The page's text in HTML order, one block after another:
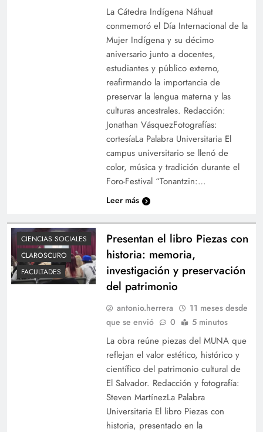
La Cátedra Indígena Náhuat
conmemoró el Día Internacional de la
Mujer Indígena y su décimo
aniversario junto a docentes,
estudiantes y público externo,
reafirmando la importancia de
preservar la lengua materna y las
culturas ancestrales. Redacción:
Jonathan VásquezFotografías:
cortesíaLa Palabra Universitaria El
campus universitario se llenó de
color, música y tradición durante el
Foro-Festival “Tonantzin:…
Leer más
CIENCIAS SOCIALES
CLAROSCURO
FACULTADES
Presentan el libro Piezas con
historia: memoria,
investigación y preservación
del patrimonio
antonio.herrera
11 meses desde
que se envió
0 5 minutos
La obra reúne piezas del MUNA que
reflejan el valor estético, histórico y
científico del patrimonio cultural de
El Salvador. Redacción y fotografía:
Steven MartínezLa Palabra
Universitaria El libro Piezas con
historia, presentado en la